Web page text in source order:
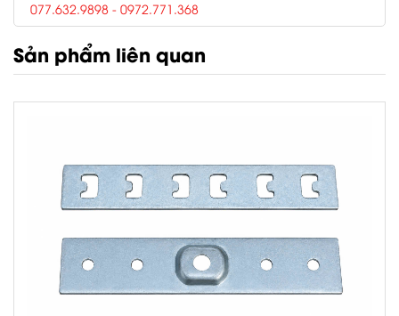
https://seller-
vn.tiktok.com/product/manage?
tab=all
Youtube:
Google map Hà Nội:
https://maps.app.goo.gl/
Google map Hà
#denledbanmai
#denledbm #denled
#denamtran
077.632.9898 - 0972.771.368
Sản phẩm liên quan